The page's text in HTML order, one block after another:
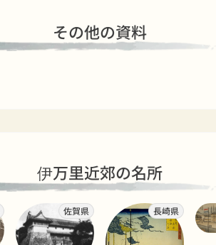
その他の資料
伊万里近郊の名所
佐賀県 長崎県